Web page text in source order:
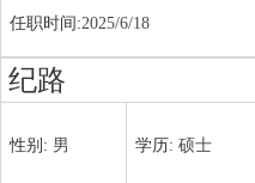
任职时间:2025/6/18
纪路
性别: 男 学历: 硕士